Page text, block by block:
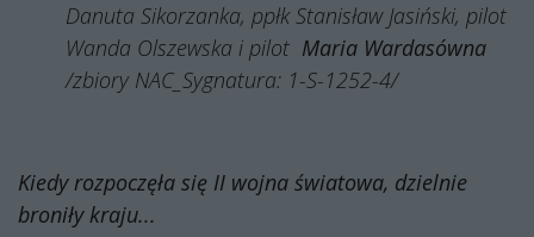
Danuta Sikorzanka, ppłk Stanisław Jasiński, pilot
Wanda Olszewska i pilot Maria Wardasówna
/zbiory NAC_Sygnatura: 1-S-1252-4/
Kiedy rozpoczęła się II wojna światowa, dzielnie
broniły kraju...